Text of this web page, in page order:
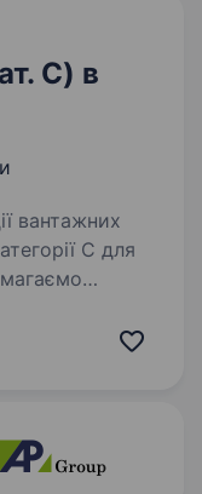
C) в
C для
кадровою